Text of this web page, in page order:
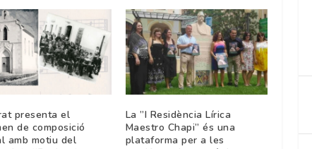
presenta el
de composició
amb motiu del
La ”I Residència Lírica
Maestro Chapi” és una
plataforma per a les